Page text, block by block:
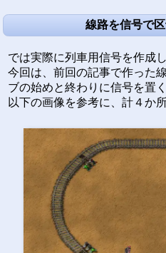
線路を信号で
では実際に列車用信号を作成
今回は、前回の記事で作った
ブの始めと終わりに信号を置
以下の画像を参考に、計４か